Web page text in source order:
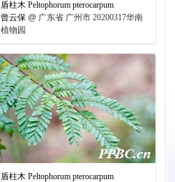
盾柱木 Peltophorum pterocarpum
曾云保 @ 广东省 广州市 20200317华南
植物园
盾柱木 Peltophorum pterocarpum